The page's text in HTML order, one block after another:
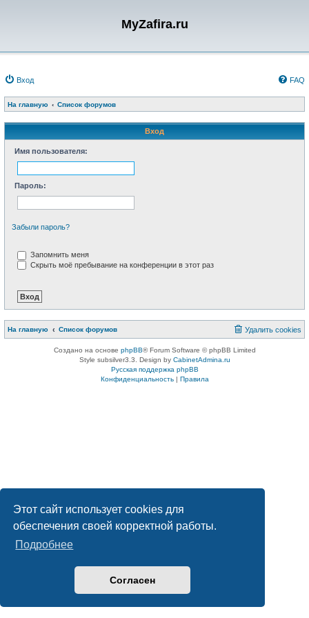
Этот сайт использует cookies для
обеспечения своей корректной работы.
Подробнее
Согласен
MyZafira.ru
Вход FAQ
На главную Список форумов
Вход
Имя пользователя:
Пароль:
Забыли пароль?
Запомнить меня
Скрыть моё пребывание на конференции в этот раз
На главную Список форумов Удалить cookies
Создано на основе phpBB® Forum Software © phpBB Limited
Style subsilver3.3. Design by CabinetAdmina.ru
Русская поддержка phpBB
Конфиденциальность| Правила